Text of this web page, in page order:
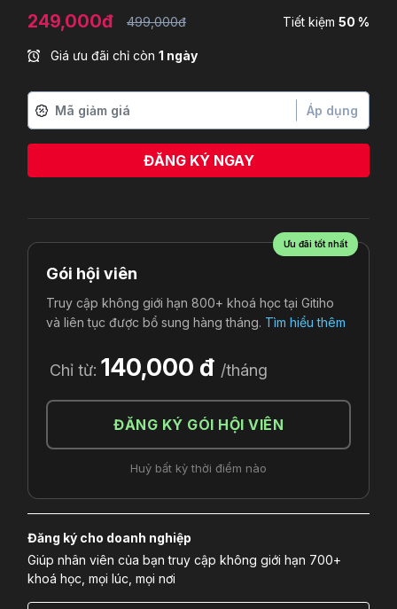
249,000đ 499,000đ Tiết kiệm 50 %
Giá ưu đãi chỉ còn 1 ngày
Áp dụng
ĐĂNG KÝ NGAY
Ưu đãi tốt nhất
Gói hội viên
Truy cập không giới hạn 800+ khoá học tại Gitiho
và liên tục được bổ sung hàng tháng. Tìm hiểu thêm
Chỉ từ: 140,000 đ /tháng
ĐĂNG KÝ GÓI HỘI VIÊN
Huỷ bất kỳ thời điểm nào
Đăng ký cho doanh nghiệp
Giúp nhân viên của bạn truy cập không giới hạn 700+
khoá học, mọi lúc, mọi nơi